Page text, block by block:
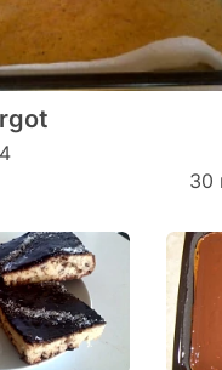
ještě nebyl
30